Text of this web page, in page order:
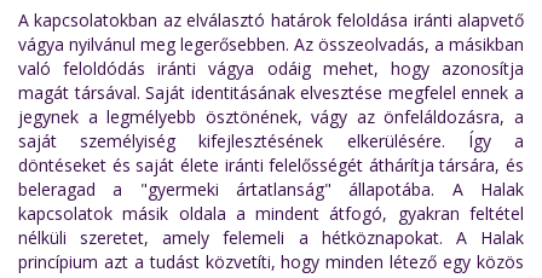
A kapcsolatokban az elválasztó határok feloldása iránti alapvető
vágya nyilvánul meg legerősebben. Az összeolvadás, a másikban
való feloldódás iránti vágya odáig mehet, hogy azonosítja
magát társával. Saját identitásának elvesztése megfelel ennek a
jegynek a legmélyebb ösztönének, vágy az önfeláldozásra, a
saját személyiség kifejlesztésének elkerülésére. Így a
döntéseket és saját élete iránti felelősségét áthárítja társára, és
beleragad a "gyermeki ártatlanság" állapotába. A Halak
kapcsolatok másik oldala a mindent átfogó, gyakran feltétel
nélküli szeretet, amely felemeli a hétköznapokat. A Halak
princípium azt a tudást közvetíti, hogy minden létező egy közös